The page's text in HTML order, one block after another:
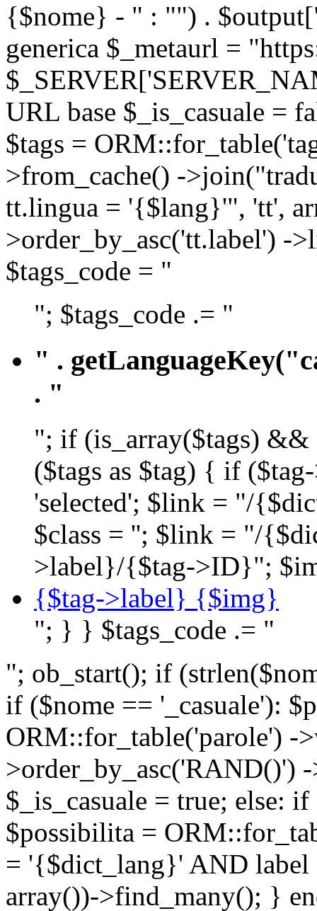
{$nome} - " : "") .
generica $_metaurl =
URL base $_is_casuale =
$tags =
>from_cache() -
tt.lingua = '{$lang}'", 'tt',
>order_by_asc('tt.label') -
$tags_code = "
"; $tags_code .= "
" .
. "
"; if (is_array($tags) &&
($tags as $tag) { if
'selected'; $link = "/
$class = ''; $link = "/
>label}/{$tag->ID}";
{$tag->label} {$img}
"; } } $tags_code .= "
"; ob_start(); if
if ($nome == '_casuale'):
ORM::for_table('parole') -
>order_by_asc('RAND()')
$_is_casuale = true; else:
$possibilita =
= '{$dict_lang}' AND
array())->find_many(); }